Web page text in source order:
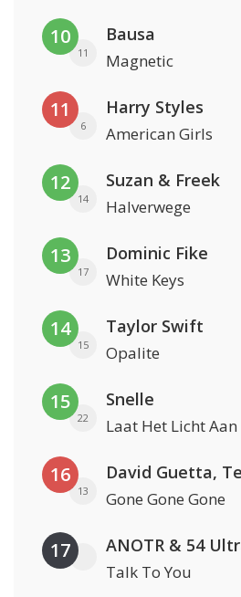
10
11
Bausa
Magnetic
11
6
Harry Styles
American Girls
12
14
Suzan & Freek
Halverwege
13
17
Dominic Fike
White Keys
14
15
Taylor Swift
Opalite
15
22
Snelle
Laat Het Licht Aan
16
13 Gone Gone Gone
17 ANOTR & 54
Talk To You